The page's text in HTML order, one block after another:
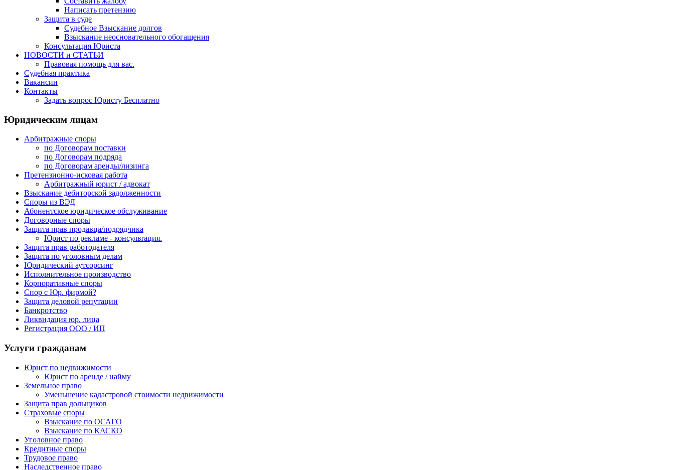
Написать претензию
Защита в суде
Судебное Взыскание долгов
Взыскание неосновательного обогащения
Консультация Юриста
НОВОСТИ и СТАТЬИ
Правовая помощь для вас.
Судебная практика
Вакансии
Контакты
Задать вопрос Юристу Бесплатно
Юридическим лицам
Арбитражные споры
по Договорам поставки
по Договорам подряда
по Договорам аренды/лизинга
Претензионно-исковая работа
Арбитражный юрист / адвокат
Взыскание дебиторской задолженности
Споры из ВЭД
Абонентское юридическое обслуживание
Договорные споры
Защита прав продавца/подрядчика
Юрист по рекламе - консультация.
Защита прав работодателя
Защита по уголовным делам
Юридический аутсорсинг
Исполнительное производство
Корпоративные споры
Спор с Юр. фирмой?
Защита деловой репутации
Банкротство
Ликвидация юр. лица
Регистрация ООО / ИП
Услуги гражданам
Юрист по недвижимости
Юрист по аренде / найму
Земельное право
Уменьшение кадастровой стоимости недвижимости
Защита прав дольщиков
Страховые споры
Взыскание по ОСАГО
Взыскание по КАСКО
Уголовное право
Кредитные споры
Трудовое право
Наследственное право